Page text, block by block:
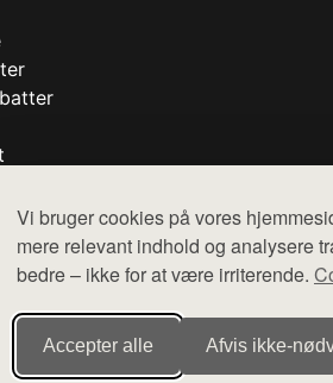
Vi bruger cookies på vores
mere relevant indhold og analysere
bedre – ikke for at være irriterende.
Accepter alle Afvis
diverse webshops. Der sælges ikke